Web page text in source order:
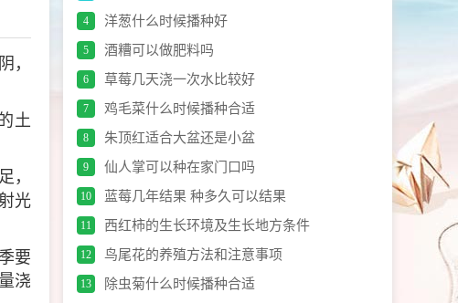
，
土
，
光
要
浇
4 洋葱什么时候播种好
5 酒糟可以做肥料吗
6 草莓几天浇一次水比较好
7 鸡毛菜什么时候播种合适
8 朱顶红适合大盆还是小盆
9 仙人掌可以种在家门口吗
10 蓝莓几年结果 种多久可以结果
11 西红柿的生长环境及生长地方条件
12 鸟尾花的养殖方法和注意事项
13 除虫菊什么时候播种合适